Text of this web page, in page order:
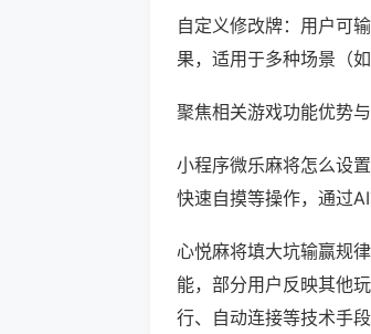
自定义修改牌：用户可
果，适用于多种场景（
聚焦相关游戏功能优势与
小程序微乐麻将怎么设
快速自摸等操作，通过
心悦麻将填大坑输赢规
能，部分用户反映其他
行、自动连接等技术手段